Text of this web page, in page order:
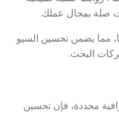
صلة بمجال عملك.
مما يضمن تحسين السيو
البحث.
محددة، فإن تحسين